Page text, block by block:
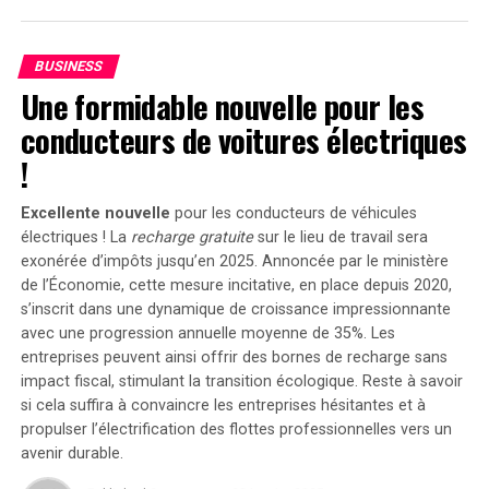
Avec une capacité maximale d’injection dans le réseau
domestique atteignant 1200 watts,le Solarbank 2 AC
peut être associé à deux régulateurs solaires MPPT. Cela
ouvre la possibilité d’ajouter jusqu’à 1200 watts
supplémentaires via des panneaux solaires additionnels,
portant ainsi la puissance totale à un impressionnant
2400 watts
de stockage énergétique, il est possible d’intégrer
jusqu’à cinq batteries supplémentaires de 1,6
kilowattheure chacune, augmentant la capacité totale à
9,6 kilowattheures.
Intégration dans un Écosystème
Intelligent
Le Solarbank 2 AC s’intègre parfaitement dans un
écosystème énergétique intelligent grâce à sa
BUSINESS
Une formidable nouvelle pour les
conducteurs de voitures électriques
!
Excellente nouvelle pour les conducteurs de véhicules
électriques ! La recharge gratuitesur le lieu de travail sera
exonérée d’impôts jusqu’en 2025. Annoncée par le ministère
de l’Économie, cette mesure incitative, en place depuis 2020,
s’inscrit dans une dynamique de croissance impressionnante
avec une progression annuelle moyenne de 35%. Les
entreprises peuvent ainsi offrir des bornes de recharge sans
impact fiscal, stimulant la transition écologique. Reste à savoir
si cela suffira à convaincre les entreprises hésitantes et à
propulser l’électrification des flottes professionnelles vers un
avenir durable.